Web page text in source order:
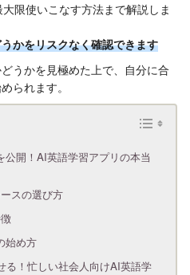
限使いこなす方法まで解説しま
かをリスクなく確認できます
うかを見極めた上で、自分に合
られます。
開！AI英語学習アプリの本当
スの選び方
始め方
る！忙しい社会人向けAI英語学